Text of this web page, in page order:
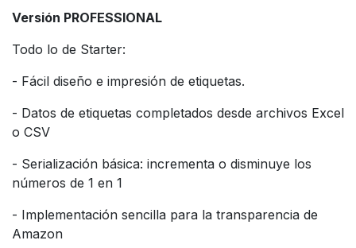
Versión PROFESSIONAL
Todo lo de Starter:
- Fácil diseño e impresión de etiquetas.
- Datos de etiquetas completados desde archivos Excel
o CSV
- Serialización básica: incrementa o disminuye los
números de 1 en 1
- Implementación sencilla para la transparencia de
Amazon